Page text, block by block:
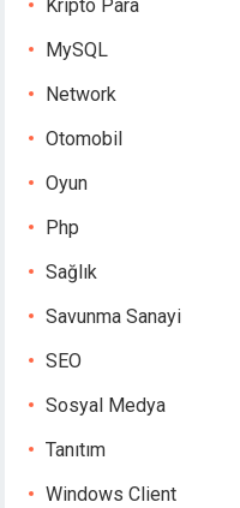
Kripto Para
MySQL
Network
Otomobil
Oyun
Php
Sağlık
Savunma Sanayi
SEO
Sosyal Medya
Tanıtım
Windows Client